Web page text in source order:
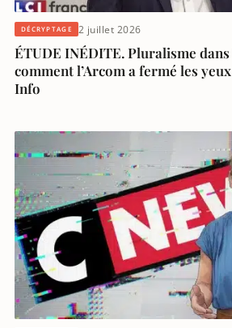
DÉCRYPTAGE 2 juillet 2026
ÉTUDE INÉDITE. Pluralisme
comment l’Arcom a fermé les
Info